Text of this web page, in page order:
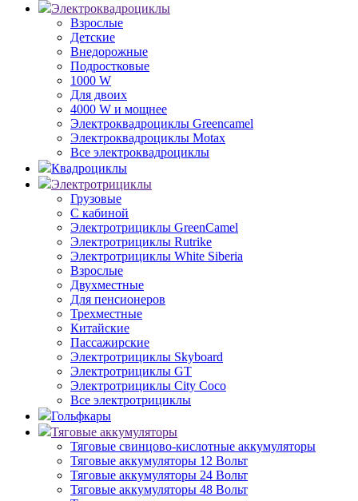
Электроквадроциклы
Взрослые
Детские
Внедорожные
Подростковые
1000 W
Для двоих
4000 W и мощнее
Электроквадроциклы Greencamel
Электроквадроциклы Motax
Все электроквадроциклы
Квадроциклы
Электротрициклы
Грузовые
С кабиной
Электротрициклы GreenCamel
Электротрициклы Rutrike
Электротрициклы White Siberia
Взрослые
Двухместные
Для пенсионеров
Трехместные
Китайские
Пассажирские
Электротрициклы Skyboard
Электротрициклы GT
Электротрициклы City Coco
Все электротрициклы
Гольфкары
Тяговые аккумуляторы
Тяговые свинцово-кислотные аккумуляторы
Тяговые аккумуляторы 12 Вольт
Тяговые аккумуляторы 24 Вольт
Тяговые аккумуляторы 48 Вольт